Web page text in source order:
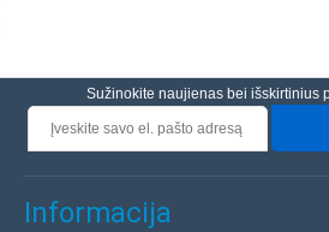
Sužinokite naujienas bei išskirtinius
Informacija